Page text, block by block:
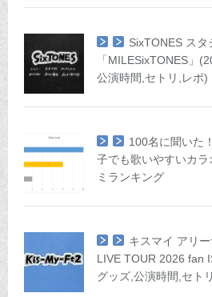
SixTONES スタ
「MILESixTONES」
公演時間,セトリ,レポ)
100名に聞いた
子でも歌いやすいカ
ミランキング
キスマイ アリ
LIVE TOUR 2026 fan
グッズ,公演時間,セト